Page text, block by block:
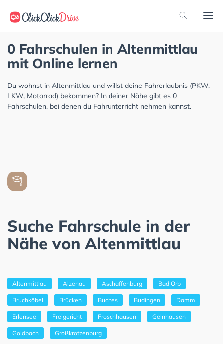
0 Fahrschulen in Altenmittlau
mit Online lernen
Du wohnst in Altenmittlau und willst deine Fahrerlaubnis (PKW,
LKW, Motorrad) bekommen? In deiner Nähe gibt es 0
Fahrschulen, bei denen du Fahrunterricht nehmen kannst.
Suche Fahrschule in der
Nähe von Altenmittlau
Altenmittlau Alzenau Aschaffenburg Bad Orb
Bruchköbel Brücken Büches Büdingen Damm
Erlensee Freigericht Froschhausen Gelnhausen
Goldbach Großkrotzenburg